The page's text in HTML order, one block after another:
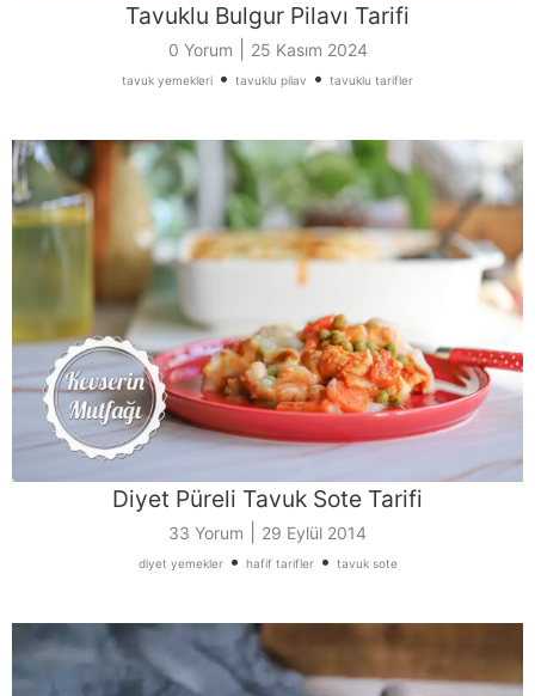
Tavuklu Bulgur Pilavı Tarifi
0 Yorum 25 Kasım 2024
tavuk yemekleri • tavuklu pilav • tavuklu tarifler
Diyet Püreli Tavuk Sote Tarifi
33 Yorum 29 Eylül 2014
diyet yemekler• hafif tarifler• tavuk sote